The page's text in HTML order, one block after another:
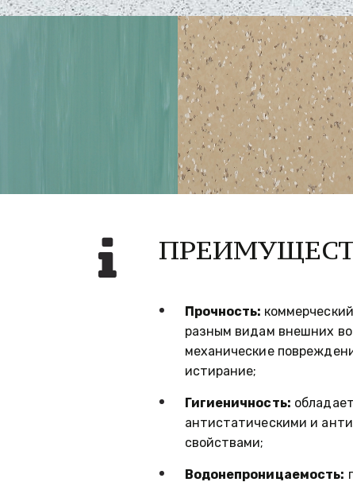
Прочность:
разным видам внешних
механические
истирание;
Гигиеничность:
антистатическими и
свойствами;
Водонепроницаемость: